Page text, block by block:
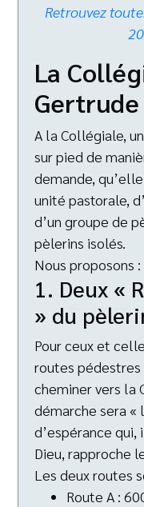
Retrouvez
La
A la Collégiale,
sur pied de
demande,
unité pastorale,
d’un groupe de
pèlerins isolés.
Nous proposons :
1. Deux «
» du
Pour ceux et
routes
cheminer vers la
démarche sera «
d’espérance
Dieu, rapproche
Les deux routes
Route A :